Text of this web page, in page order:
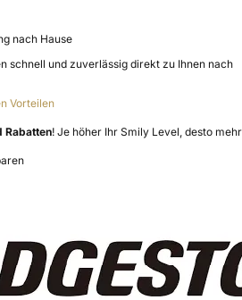
nach Hause
schnell und zuverlässig direkt zu Ihnen nach
Vorteilen
Rabatten! Je höher Ihr Smily Level, desto mehr